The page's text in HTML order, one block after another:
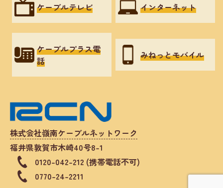
株式会社嶺南ケーブルネットワーク
福井県敦賀市木崎40号8-1
0120-042-212 (携帯電話不可)
0770-24-2211
ケーブルテレビ インターネット
ケーブルプラス電
話
みねっとモバイル